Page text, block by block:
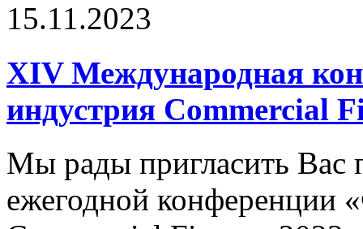
15.11.2023
XIV Международная
индустрия Commercial
Мы рады пригласить Вас
ежегодной конференции